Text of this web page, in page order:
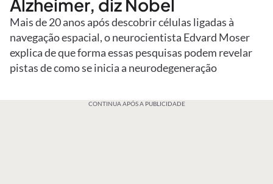
Alzheimer, diz Nobel
Mais de 20 anos após descobrir células ligadas à
navegação espacial, o neurocientista Edvard Moser
explica de que forma essas pesquisas podem revelar
pistas de como se inicia a neurodegeneração
CONTINUA APÓS A PUBLICIDADE